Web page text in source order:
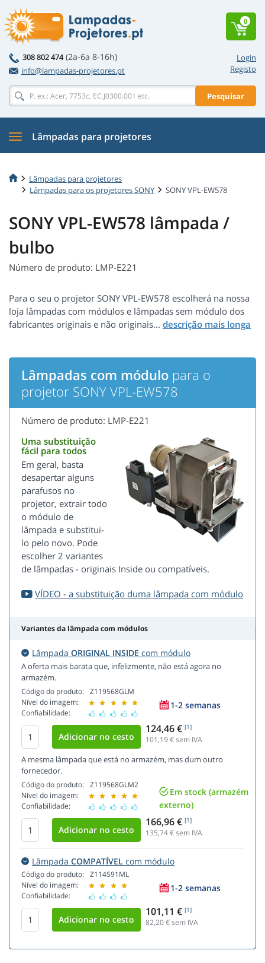
Login
Registo
308 802 474 (2a-6a 8-16h)
info@lampadas-projetores.pt
Pesquisar
0
Lâmpadas para projetores
Lâmpadas para projetores
Lâmpadas para os projetores SONY
SONY VPL-EW578
SONY VPL-EW578 lâmpada /
bulbo
Número de produto: LMP-E221
Para o seu o projetor SONY VPL-EW578 escolherá na nossa
loja lâmpadas com módulos e lâmpadas sem módulo dos
fabricantes originais e não originais...
Lâmpadas com módulo para o
projetor SONY VPL-EW578
Número de produto: LMP-E221
Uma substituição
fácil para todos
Em geral, basta
desapertar alguns
parafusos no
projetor, extrair todo
o módulo de
lâmpada e substitui-
lo pelo novo. Pode
escolher 2 variantes
de lâmpadas - originais Inside ou compatíveis.
VÍDEO - a substituição duma lâmpada com módulo
Variantes da lâmpada com módulos
Lâmpada ORIGINAL INSIDE com módulo
A oferta mais barata que, infelizmente, não está agora no
armazém.
Código do produto:
Nível do imagem:
Confiabilidade:
Z119568GLM
1-2 semanas
124,46 € [1]
101,19€ sem IVA
A mesma lâmpada que está no armazém, mas dum outro
fornecedor.
Código do produto:
Nível do imagem:
Confiabilidade:
Z119568GLM2
Em stock (armazém
externo)
166,96 € [1]
135,74€ sem IVA
Lâmpada COMPATÍVEL com módulo
Código do produto:
Nível do imagem:
Confiabilidade:
Z114591ML
1-2 semanas
101,11 € [1]
82,20€ sem IVA